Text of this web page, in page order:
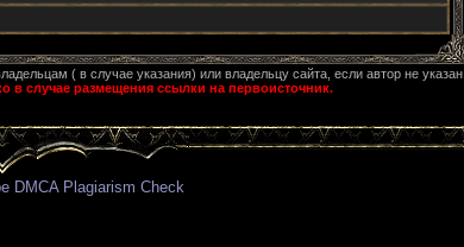
( в случае указания) или владельцу сайта, если автор не указан.
в случае размещения ссылки на первоисточник.